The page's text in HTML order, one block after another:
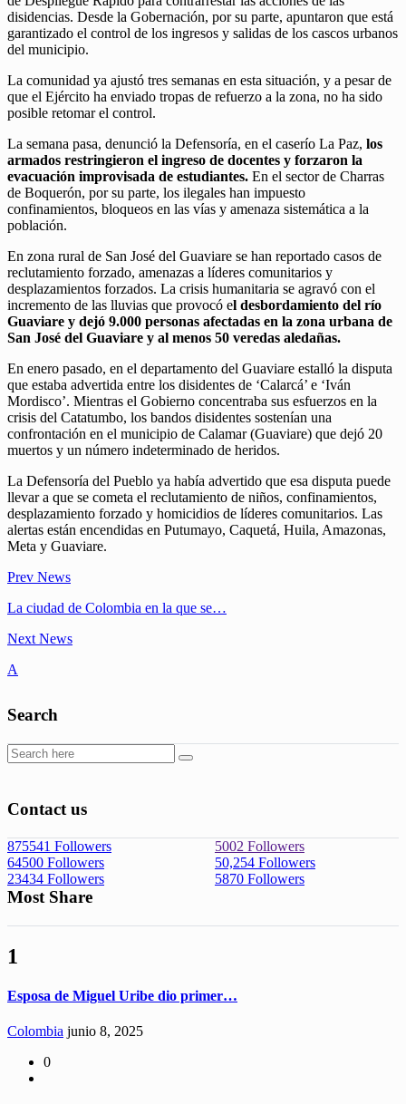
disidencias. Desde la Gobernación, por su parte, apuntaron que está
garantizado el control de los ingresos y salidas de los cascos urbanos
del municipio.
La comunidad ya ajustó tres semanas en esta situación, y a pesar de
que el Ejército ha enviado tropas de refuerzo a la zona, no ha sido
posible retomar el control.
La semana pasa, denunció la Defensoría, en el caserío La Paz, los
armados restringieron el ingreso de docentes y forzaron la
evacuación improvisada de estudiantes. En el sector de Charras
de Boquerón, por su parte, los ilegales han impuesto
confinamientos, bloqueos en las vías y amenaza sistemática a la
población.
En zona rural de San José del Guaviare se han reportado casos de
reclutamiento forzado, amenazas a líderes comunitarios y
desplazamientos forzados. La crisis humanitaria se agravó con el
incremento de las lluvias que provocó el desbordamiento del río
Guaviare y dejó 9.000 personas afectadas en la zona urbana de
San José del Guaviare y al menos 50 veredas aledañas.
En enero pasado, en el departamento del Guaviare estalló la disputa
que estaba advertida entre los disidentes de ‘Calarcá’ e ‘Iván
Mordisco’. Mientras el Gobierno concentraba sus esfuerzos en la
crisis del Catatumbo, los bandos disidentes sostenían una
confrontación en el municipio de Calamar (Guaviare) que dejó 20
muertos y un número indeterminado de heridos.
La Defensoría del Pueblo ya había advertido que esa disputa puede
llevar a que se cometa el reclutamiento de niños, confinamientos,
desplazamiento forzado y homicidios de líderes comunitarios. Las
alertas están encendidas en Putumayo, Caquetá, Huila, Amazonas,
Meta y Guaviare.
Prev News
La ciudad de Colombia en la que se…
Next News
A
Search
Contact us
875541 Followers 5002 Followers
64500 Followers 50,254 Followers
23434 Followers 5870 Followers
Most Share
1
Esposa de Miguel Uribe dio primer…
Colombia junio 8, 2025
0